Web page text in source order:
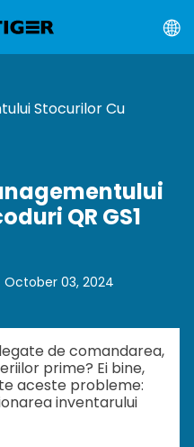
Stocurilor Cu
QR GS1
October 03, 2024
de comandarea,
prime? Ei bine,
aceste probleme:
inventarului